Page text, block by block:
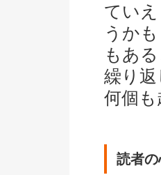
てい
うか
もあ
繰り
何個
読者